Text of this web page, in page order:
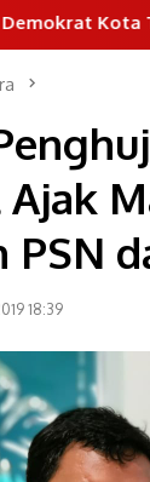
Gelar
PSN
18:39